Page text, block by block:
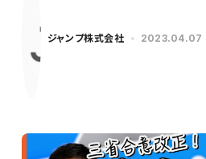
ジャンプ株式会社 2023.04.07